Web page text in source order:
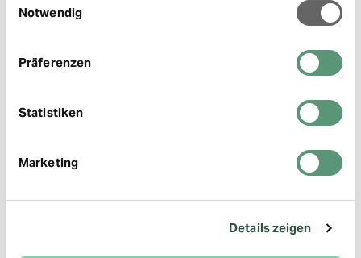
Notwendig
Präferenzen
Statistiken
Marketing
Details zeigen
Einfach mal raus (JPG, 2 MB)
Pause (JPG, 586 KB)
16:10 (1920 x 1080 Pixel)
Bin im Flow (JPG, 202 KB)